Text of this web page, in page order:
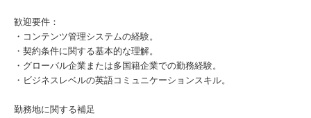
歓迎要件：
・コンテンツ管理システムの経験。
・契約条件に関する基本的な理解。
・グローバル企業または多国籍企業での勤務経験。
・ビジネスレベルの英語コミュニケーションスキル。
勤務地に関する補足